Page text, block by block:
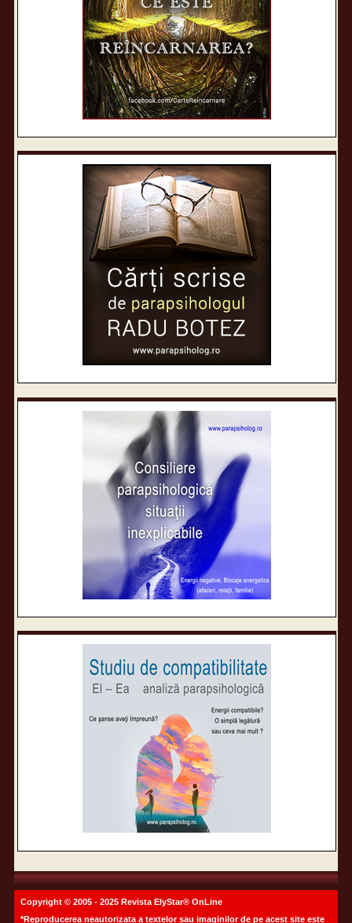
Copyright © 2005 - 2025 Revista ElyStar® OnLine
*Reproducerea neautorizata a textelor sau imaginilor de pe acest site este